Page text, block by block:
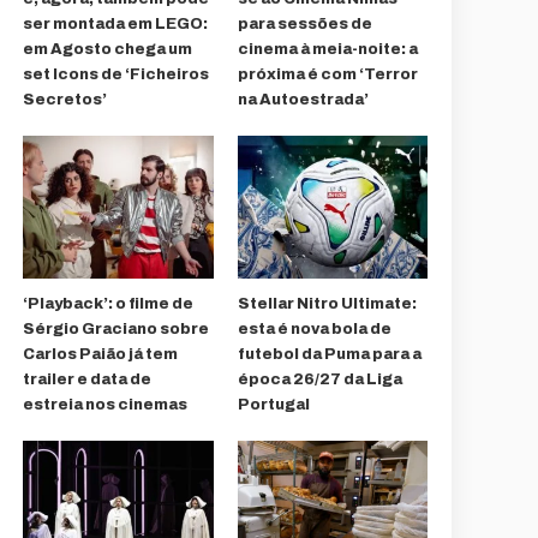
ser montada em LEGO:
em Agosto chega um
set Icons de ‘Ficheiros
Secretos’
para sessões de
cinema à meia-noite: a
próxima é com ‘Terror
na Autoestrada’
‘Playback’: o filme de
Sérgio Graciano sobre
Carlos Paião já tem
trailer e data de
estreia nos cinemas
Stellar Nitro Ultimate:
esta é nova bola de
futebol da Puma para a
época 26/27 da Liga
Portugal